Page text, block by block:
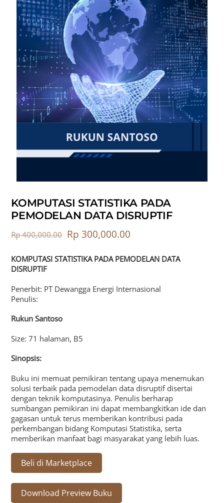
KOMPUTASI STATISTIKA PADA
PEMODELAN DATA DISRUPTIF
Rp400,000.00 Rp 300,000.00
KOMPUTASI STATISTIKA PADA PEMODELAN DATA
DISRUPTIF
Penerbit: PT Dewangga Energi Internasional
Penulis:
Rukun Santoso
Size: 71 halaman, B5
Sinopsis:
Buku ini memuat pemikiran tentang upaya menemukan
solusi terbaik pada pemodelan data disruptif disertai
dengan teknik komputasinya. Penulis berharap
sumbangan pemikiran ini dapat membangkitkan ide dan
gagasan untuk terus memberikan kontribusi pada
perkembangan bidang Komputasi Statistika, serta
memberikan manfaat bagi masyarakat yang lebih luas.
Beli di Marketplace
Download Preview Buku